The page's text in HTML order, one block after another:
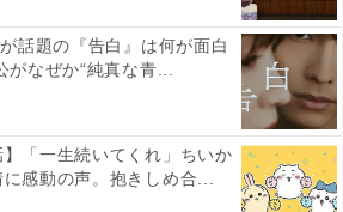
り返しだし、これからです。（フグ
手を見て育ちました。振る舞い含
、人として尊敬しています」
自動車）
話題の『告白』は何が面白
なぜか“純真な青...
】「一生続いてくれ」ちいか
感動の声。抱きしめ合...